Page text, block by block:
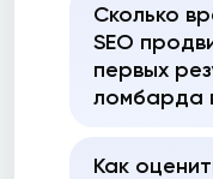
Сколько
SEO
первых
ломбарда
Как